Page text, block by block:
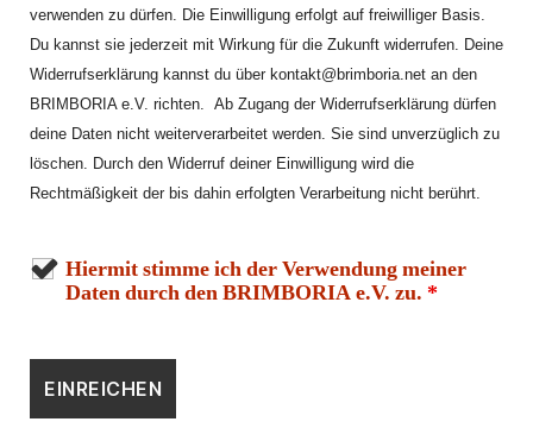
verwenden zu dürfen. Die Einwilligung erfolgt auf freiwilliger Basis.
Du kannst sie jederzeit mit Wirkung für die Zukunft widerrufen. Deine
Widerrufserklärung kannst du über kontakt@brimboria.net an den
BRIMBORIA e.V. richten. Ab Zugang der Widerrufserklärung dürfen
deine Daten nicht weiterverarbeitet werden. Sie sind unverzüglich zu
löschen. Durch den Widerruf deiner Einwilligung wird die
Rechtmäßigkeit der bis dahin erfolgten Verarbeitung nicht berührt.
Hiermit stimme ich der Verwendung meiner
Daten durch den BRIMBORIA e.V. zu. *